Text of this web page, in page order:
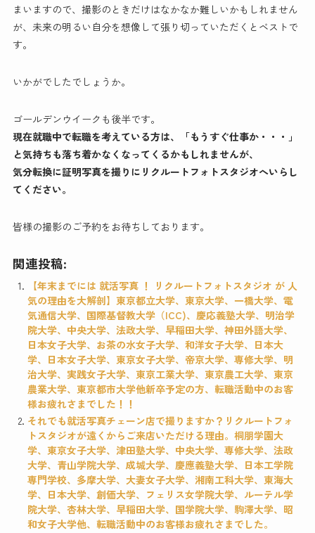
まいますので、撮影のときだけはなかなか難しいかもしれません
が、未来の明るい自分を想像して張り切っていただくとベストで
す。
いかがでしたでしょうか。
ゴールデンウイークも後半です。
現在就職中で転職を考えている方は、「もうすぐ仕事か・・・」
と気持ちも落ち着かなくなってくるかもしれませんが、
気分転換に証明写真を撮りにリクルートフォトスタジオへいらし
てください。
皆様の撮影のご予約をお待ちしております。
関連投稿:
【年末までには 就活写真 ！ リクルートフォトスタジオ が 人
気の理由を大解剖】東京都立大学、東京大学、一橋大学、電
気通信大学、国際基督教大学（ICC)、慶応義塾大学、明治学
院大学、中央大学、法政大学、早稲田大学、神田外語大学、
日本女子大学、お茶の水女子大学、和洋女子大学、日本大
学、日本女子大学、東京女子大学、帝京大学、専修大学、明
治大学、実践女子大学、東京工業大学、東京農工大学、東京
農業大学、東京都市大学他新卒予定の方、転職活動中のお客
様お疲れさまでした！！
それでも就活写真チェーン店で撮りますか？リクルートフォ
トスタジオが遠くからご来店いただける理由。桐朋学園大
学、東京女子大学、津田塾大学、中央大学、専修大学、法政
大学、青山学院大学、成城大学、慶應義塾大学、日本工学院
専門学校、多摩大学、大妻女子大学、湘南工科大学、東海大
学、日本大学、創価大学、フェリス女学院大学、ルーテル学
院大学、杏林大学、早稲田大学、国学院大学、駒澤大学、昭
和女子大学他、転職活動中のお客様お疲れさまでした。